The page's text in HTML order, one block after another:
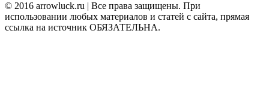
© 2016 arrowluck.ru | Все права защищены. При
использовании любых материалов и статей с сайта, прямая
ссылка на источник ОБЯЗАТЕЛЬНА.